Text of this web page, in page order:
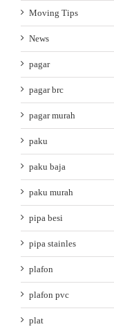
Moving Tips
News
pagar
pagar brc
pagar murah
paku
paku baja
paku murah
pipa besi
pipa stainles
plafon
plafon pvc
plat